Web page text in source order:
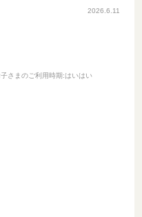
2026.6.11
子さまのご利用時期:はいはい